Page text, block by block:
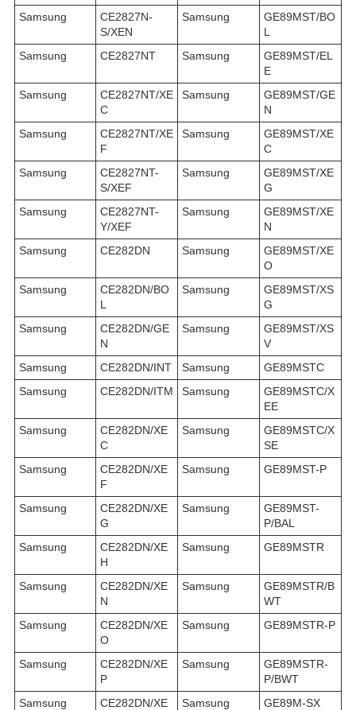
Samsung
CE2827N-
S/XEN
Samsung
GE89MST/BO
L
Samsung
CE2827NT Samsung
GE89MST/EL
E
Samsung
CE2827NT/XE
C
Samsung
GE89MST/GE
N
Samsung
CE2827NT/XE
F
Samsung
GE89MST/XE
C
Samsung
CE2827NT-
S/XEF
Samsung
GE89MST/XE
G
Samsung
CE2827NT-
Y/XEF
Samsung
GE89MST/XE
N
Samsung
CE282DN Samsung
GE89MST/XE
O
Samsung
CE282DN/BO
L
Samsung
GE89MST/XS
G
Samsung
CE282DN/GE
N
Samsung
GE89MST/XS
V
Samsung
CE282DN/INT Samsung
GE89MSTC
Samsung
CE282DN/ITM Samsung
GE89MSTC/X
EE
Samsung
CE282DN/XE
C
Samsung
GE89MSTC/X
SE
Samsung
CE282DN/XE
F
Samsung GE89MST-P
Samsung
CE282DN/XE
G
Samsung
GE89MST-
P/BAL
Samsung
CE282DN/XE
H
Samsung GE89MSTR
Samsung
CE282DN/XE
N
Samsung
GE89MSTR/B
WT
Samsung
CE282DN/XE
O
Samsung GE89MSTR-P
Samsung
CE282DN/XE
P
Samsung
GE89MSTR-
P/BWT
Samsung
CE282DN/XE
Samsung GE89M-SX